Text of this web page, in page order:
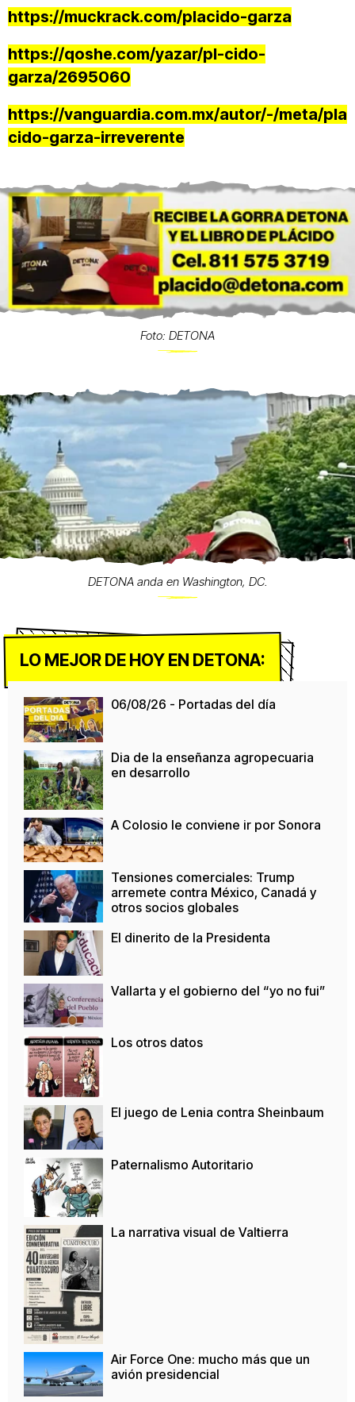
https://muckrack.com/placido-garza
https://qoshe.com/yazar/pl-cido-
garza/2695060
https://vanguardia.com.mx/autor/-/meta/pla
cido-garza-irreverente
Foto: DETONA
DETONA anda en Washington, DC.
LO MEJOR DE HOY EN DETONA:
06/08/26 - Portadas del día
Dia de la enseñanza agropecuaria
en desarrollo
A Colosio le conviene ir por Sonora
Tensiones comerciales: Trump
arremete contra México, Canadá y
otros socios globales
El dinerito de la Presidenta
Vallarta y el gobierno del “yo no fui”
Los otros datos
El juego de Lenia contra Sheinbaum
Paternalismo Autoritario
La narrativa visual de Valtierra
Air Force One: mucho más que un
avión presidencial